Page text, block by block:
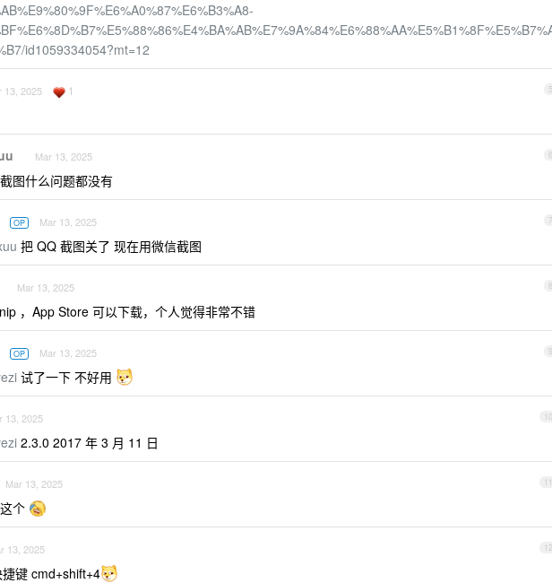
id1059334054?mt=12
5
13, 2025 1
6
Mar 13, 2025
图什么问题都没有
7
OP Mar 13, 2025
把 QQ 截图关了 现在用微信截图
8
Mar 13, 2025
，App Store 可以下载，个人觉得非常不错
9
OP Mar 13, 2025
试了一下 不好用
10
13, 2025
2.3.0 2017 年 3 月 11 日
11
Mar 13, 2025
个
12
13, 2025
键 cmd+shift+4